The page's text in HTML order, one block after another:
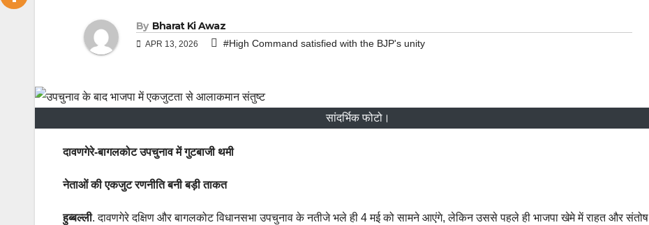
By Bharat Ki Awaz
APR 13, 2026 #High Command satisfied with the BJP's unity
सांदर्भिक फोटो।
दावणगेरे-बागलकोट उपचुनाव में गुटबाजी थमी
नेताओं की एकजुट रणनीति बनी बड़ी ताकत
हुब्बल्ली. दावणगेरे दक्षिण और बागलकोट विधानसभा उपचुनाव के नतीजे भले ही 4 मई को सामने आएंगे, लेकिन उससे पहले ही भाजपा खेमे में राहत और संतोष